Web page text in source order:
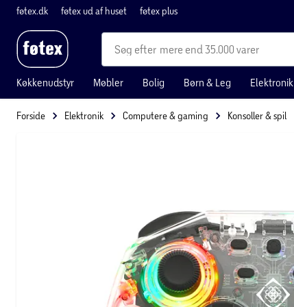
føtex.dk føtex ud af huset føtex plus
mere end 35.000 varer
Køkkenudstyr Møbler Bolig Børn & Leg Elektronik
Forside Elektronik Computere & gaming Konsoller & spil